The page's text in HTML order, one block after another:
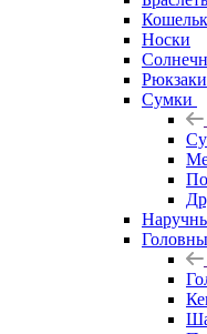
Носки
Рюкзаки
Сумки